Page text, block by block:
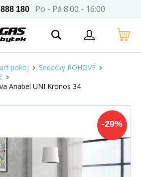
180 Po - Pá 8:00 - 16:00
pokoj
Sedačky ROHOVÉ
Anabel UNI Kronos 34
-29%